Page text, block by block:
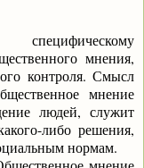
мнения,
контроля. Смысл
мнение
людей, служит
либо решения,
нормам.